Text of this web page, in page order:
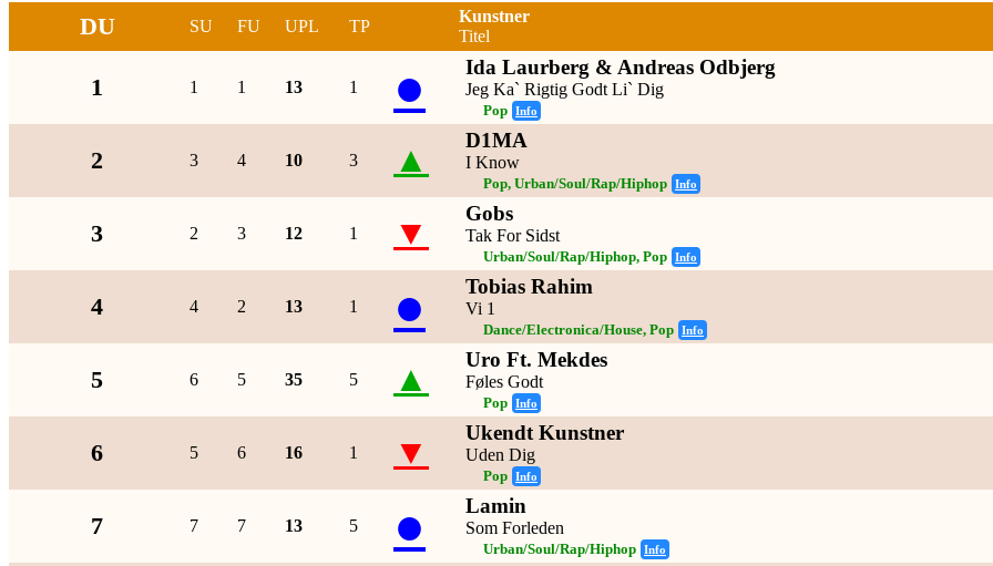
DU SU FU UPL TP
Kunstner
Titel
1 1 1 13 1 ● Ida Laurberg & Andreas Odbjerg
Jeg Ka` Rigtig Godt Li` Dig
Pop Info
2 3 4 10 3 ▲ D1MA
I Know
Pop, Urban/Soul/Rap/Hiphop Info
3 2 3 12 1 ▼ Gobs
Tak For Sidst
Urban/Soul/Rap/Hiphop, Pop Info
4 4 2 13 1 ● Tobias Rahim
Vi 1
Dance/Electronica/House, Pop Info
5 6 5 35 5 ▲ Uro Ft. Mekdes
Føles Godt
Pop Info
6 5 6 16 1 ▼ Ukendt Kunstner
Uden Dig
Pop Info
7 7 7 13 5 ● Lamin
Som Forleden
Urban/Soul/Rap/Hiphop Info